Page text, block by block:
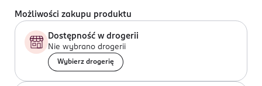
Możliwości zakupu produktu
Dostępność w drogerii
Nie wybrano drogerii
Wybierz drogerię